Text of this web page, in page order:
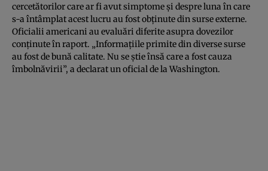
cercetătorilor care ar fi avut simptome şi despre luna în care
s-a întâmplat acest lucru au fost obţinute din surse externe.
Oficialii americani au evaluări diferite asupra dovezilor
conţinute în raport. „Informaţiile primite din diverse surse
au fost de bună calitate. Nu se ştie însă care a fost cauza
îmbolnăvirii”, a declarat un oficial de la Washington.